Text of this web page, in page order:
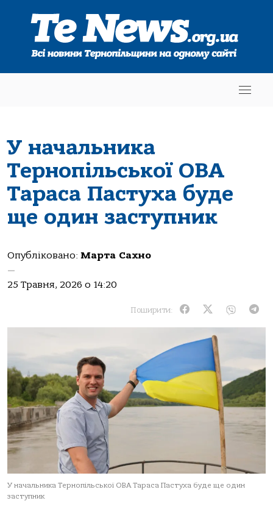
У начальника
Тернопільської ОВА
Тараса Пастуха буде
ще один заступник
Опубліковано: Марта Сахно
—
25 Травня, 2026 о 14:20
Поширити:
У начальника Тернопільської ОВА Тараса Пастуха буде ще один
заступник